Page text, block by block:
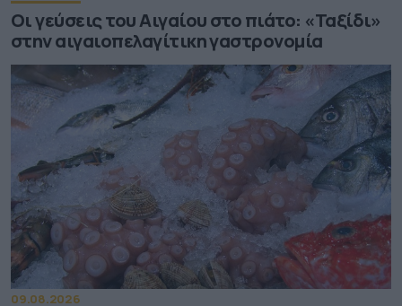
Οι γεύσεις του Αιγαίου στο πιάτο: «Ταξίδι»
στην αιγαιοπελαγίτικη γαστρονομία
09.08.2026